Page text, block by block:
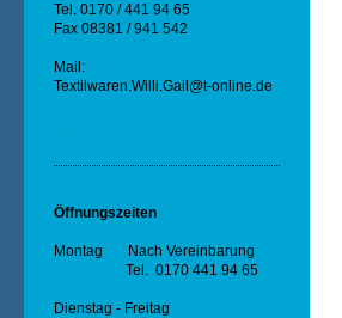
Tel. 0170 / 441 94 65
Fax 08381 / 941 542
Mail:
Textilwaren.Willi.Gail@t-online.de
Öffnungszeiten
Montag Nach Vereinbarung
Tel. 0170 441 94 65
Dienstag - Freitag